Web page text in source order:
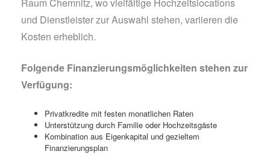
und Dienstleister zur Auswahl stehen, variieren die
Kosten erheblich.
Folgende Finanzierungsmöglichkeiten stehen zur
Verfügung:
Privatkredite mit festen monatlichen Raten
Unterstützung durch Familie oder Hochzeitsgäste
Kombination aus Eigenkapital und gezieltem
Finanzierungsplan